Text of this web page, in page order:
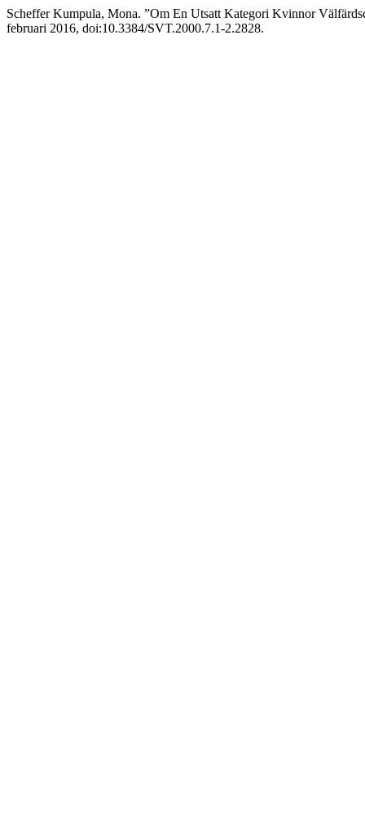
Scheffer Kumpula, Mona. ”Om En Utsatt Kategori Kvinnor
februari 2016, doi:10.3384/SVT.2000.7.1-2.2828.